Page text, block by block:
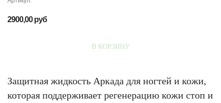
2900,00 руб
В КОРЗИНУ
Защитная жидкость Аркада для ногтей и кожи,
которая поддерживает регенерацию кожи стоп и